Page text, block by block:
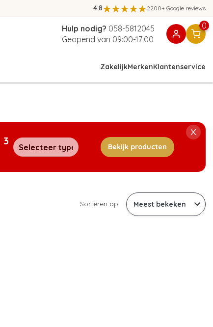
4.8 2200+ Google reviews
Hulp nodig? 058-5812045
Geopend van 09:00-17:00
0
ZakelijkMerkenKlantenservice
3 Bekijk producten
Sorteren op